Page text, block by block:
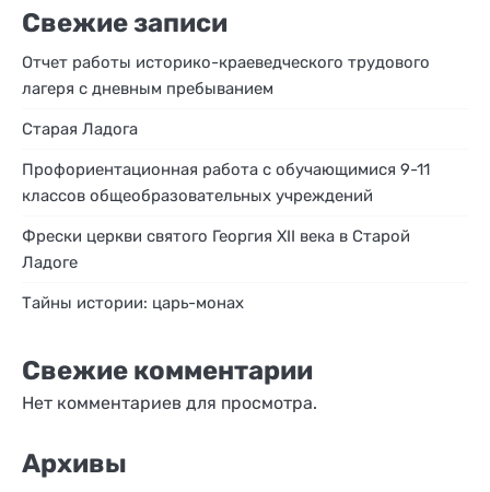
Свежие записи
Отчет работы историко-краеведческого трудового
лагеря с дневным пребыванием
Старая Ладога
Профориентационная работа с обучающимися 9-11
классов общеобразовательных учреждений
Фрески церкви святого Георгия XII века в Старой
Ладоге
Тайны истории: царь-монах
Свежие комментарии
Нет комментариев для просмотра.
Архивы